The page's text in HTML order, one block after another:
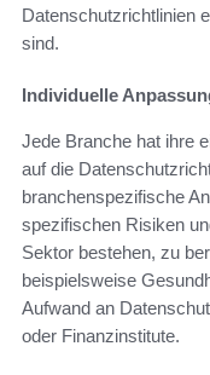
Datenschutzrichtlinien
sind.
Individuelle
Jede Branche hat ihre
auf die
branchenspezifische
spezifischen Risiken
Sektor bestehen, zu
beispielsweise
Aufwand an
oder Finanzinstitute.